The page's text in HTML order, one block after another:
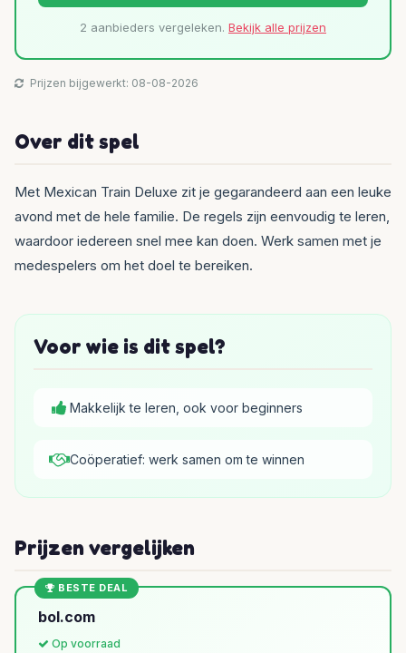
2 aanbieders vergeleken. Bekijk alle prijzen
Prijzen bijgewerkt: 08-08-2026
Over dit spel
Met Mexican Train Deluxe zit je gegarandeerd aan een leuke
avond met de hele familie. De regels zijn eenvoudig te leren,
waardoor iedereen snel mee kan doen. Werk samen met je
medespelers om het doel te bereiken.
Voor wie is dit spel?
Makkelijk te leren, ook voor beginners
Coöperatief: werk samen om te winnen
Prijzen vergelijken
BESTE DEAL
bol.com
Op voorraad